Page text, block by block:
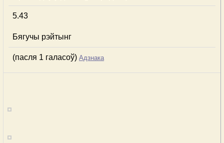
5.43
Бягучы рэйтынг
(пасля 1 галасоў) Адзнака